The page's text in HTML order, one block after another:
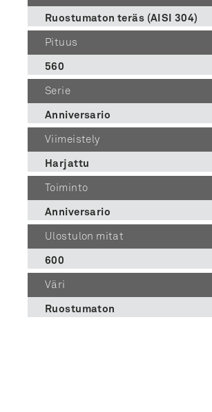
Ruostumaton teräs (AISI 304)
Pituus
560
Serie
Anniversario
Viimeistely
Harjattu
Toiminto
Anniversario
Ulostulon mitat
600
Väri
Ruostumaton